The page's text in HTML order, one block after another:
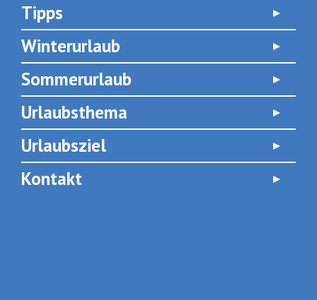
Tipps
Winterurlaub
Sommerurlaub
Urlaubsthema
Urlaubsziel
Kontakt